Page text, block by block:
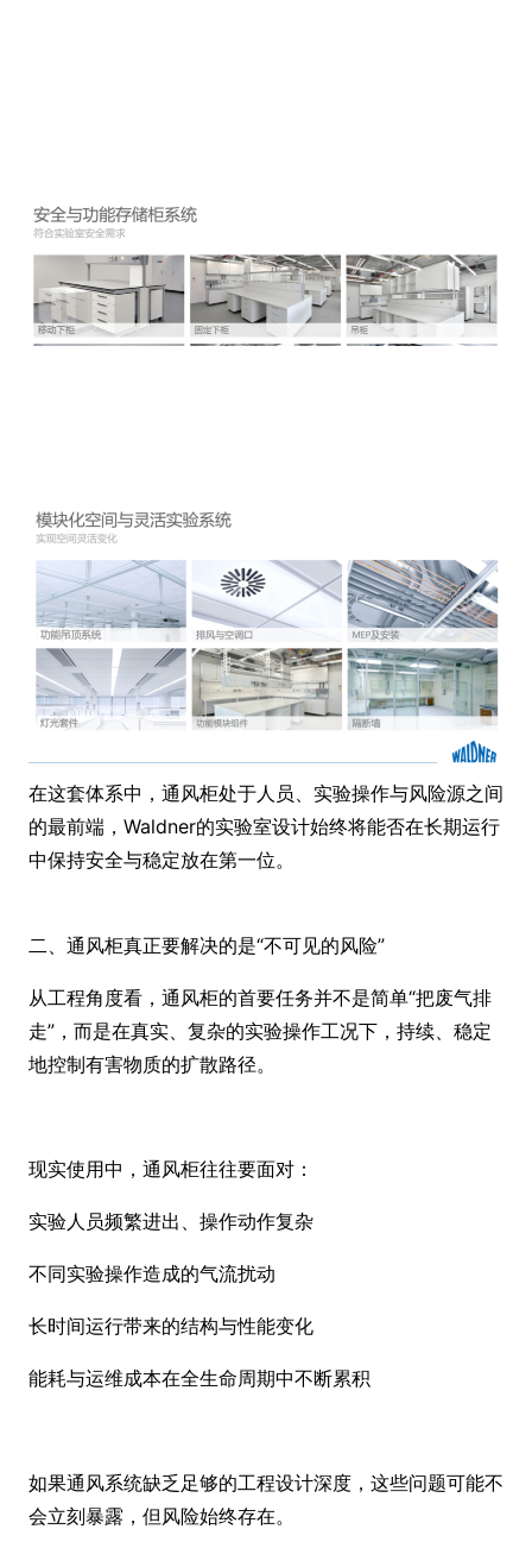
在这套体系中，通风柜处于人员、实验操作与风险源之间
的最前端，Waldner的实验室设计始终将能否在长期运行
中保持安全与稳定放在第一位。
二、 通风柜真正要解决的是“不可见的风险”
从工程角度看，通风柜的首要任务并不是简单“把废气排
走”，而是在真实、复杂的实验操作工况下，持续、稳定
地控制有害物质的扩散路径。
现实使用中，通风柜往往要面对：
实验人员频繁进出、操作动作复杂
不同实验操作造成的气流扰动
长时间运行带来的结构与性能变化
能耗与运维成本在全生命周期中不断累积
如果通风系统缺乏足够的工程设计深度，这些问题可能不
会立刻暴露，但风险始终存在。